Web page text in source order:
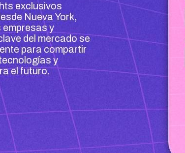
exclusivos
Nueva York,
empresas y
del mercado se
para compartir
y
el futuro.